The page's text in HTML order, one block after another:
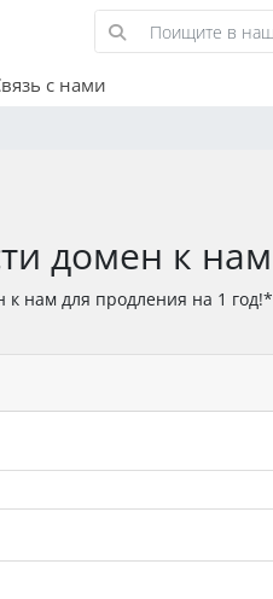
с нами
домен к нам
к нам для продления на 1 год!*